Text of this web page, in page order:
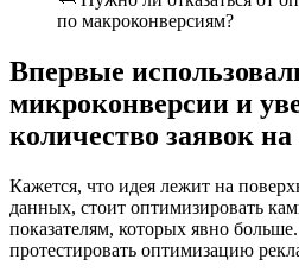
по макроконверсиям?
Впервые
микроконверсии и
количество заявок
Кажется, что идея лежит на
данных, стоит оптимизировать
показателям, которых явно
протестировать оптимизацию